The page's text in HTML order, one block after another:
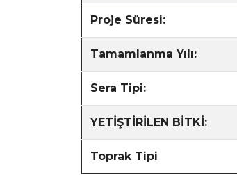
Proje Süresi:
Tamamlanma Yılı:
Sera Tipi:
YETİŞTİRİLEN BİTKİ:
Toprak Tipi